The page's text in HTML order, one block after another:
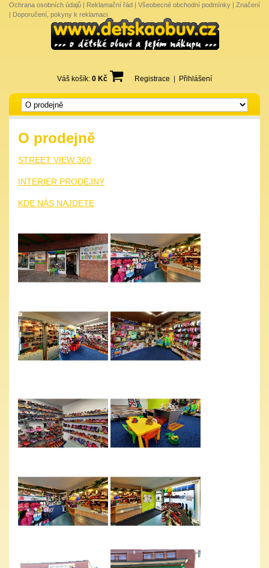
Ochrana osobních údajů | Reklamační řád | Všeobecné obchodní podmínky | Značení
| Doporučení, pokyny k reklamaci
Váš košík: 0 Kč Registrace Přihlášení
O prodejně
STREET VIEW 360
INTERIER PRODEJNY
KDE NÁS NAJDETE